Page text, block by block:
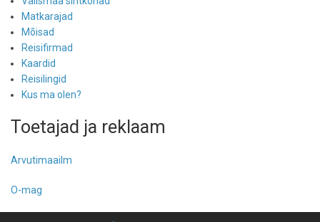
Matkarajad
Mõisad
Reisifirmad
Kaardid
Reisilingid
Kus ma olen?
Toetajad ja reklaam
Arvutimaailm
O-mag